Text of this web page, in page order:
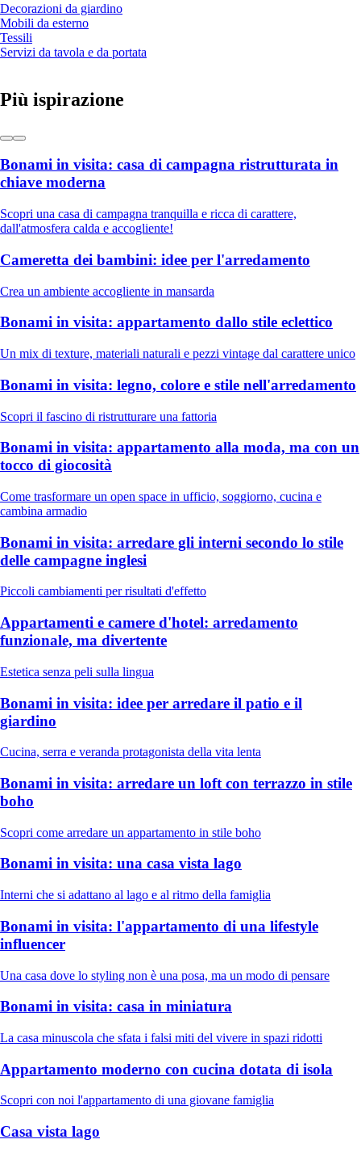
Decorazioni da giardino
Mobili da esterno
Tessili
Servizi da tavola e da portata
Più ispirazione
Bonami in visita: casa di campagna ristrutturata in
chiave moderna
Scopri una casa di campagna tranquilla e ricca di carattere,
dall'atmosfera calda e accogliente!
Cameretta dei bambini: idee per l'arredamento
Crea un ambiente accogliente in mansarda
Bonami in visita: appartamento dallo stile eclettico
Un mix di texture, materiali naturali e pezzi vintage dal carattere unico
Bonami in visita: legno, colore e stile nell'arredamento
Scopri il fascino di ristrutturare una fattoria
Bonami in visita: appartamento alla moda, ma con un
tocco di giocosità
Come trasformare un open space in ufficio, soggiorno, cucina e
cambina armadio
Bonami in visita: arredare gli interni secondo lo stile
delle campagne inglesi
Piccoli cambiamenti per risultati d'effetto
Appartamenti e camere d'hotel: arredamento
funzionale, ma divertente
Estetica senza peli sulla lingua
Bonami in visita: idee per arredare il patio e il
giardino
Cucina, serra e veranda protagonista della vita lenta
Bonami in visita: arredare un loft con terrazzo in stile
boho
Scopri come arredare un appartamento in stile boho
Bonami in visita: una casa vista lago
Interni che si adattano al lago e al ritmo della famiglia
Bonami in visita: l'appartamento di una lifestyle
influencer
Una casa dove lo styling non è una posa, ma un modo di pensare
Bonami in visita: casa in miniatura
La casa minuscola che sfata i falsi miti del vivere in spazi ridotti
Appartamento moderno con cucina dotata di isola
Scopri con noi l'appartamento di una giovane famiglia
Casa vista lago